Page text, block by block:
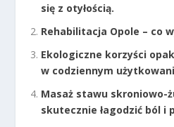
się z otyłością.
Rehabilitacja Opole – co
Ekologiczne korzyści
w codziennym
Masaż stawu skroniowo-
skutecznie łagodzić ból i